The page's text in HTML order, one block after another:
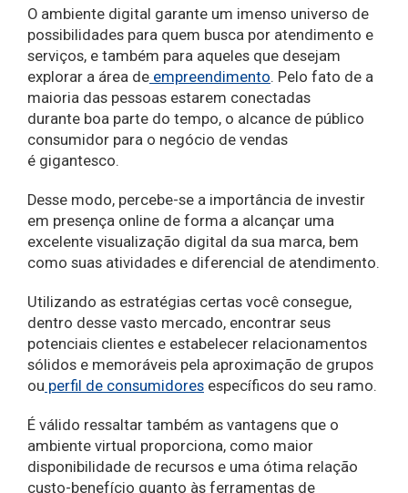
O ambiente digital garante um imenso universo de
possibilidades para quem busca por atendimento e
serviços, e também para aqueles que desejam
explorar a área de empreendimento. Pelo fato de a
maioria das pessoas estarem conectadas
durante boa parte do tempo, o alcance de público
consumidor para o negócio de vendas
é gigantesco.
Desse modo, percebe-se a importância de investir
em presença online de forma a alcançar uma
excelente visualização digital da sua marca, bem
como suas atividades e diferencial de atendimento.
Utilizando as estratégias certas você consegue,
dentro desse vasto mercado, encontrar seus
potenciais clientes e estabelecer relacionamentos
sólidos e memoráveis pela aproximação de grupos
ou perfil de consumidores específicos do seu ramo.
É válido ressaltar também as vantagens que o
ambiente virtual proporciona, como maior
disponibilidade de recursos e uma ótima relação
custo-benefício quanto às ferramentas de